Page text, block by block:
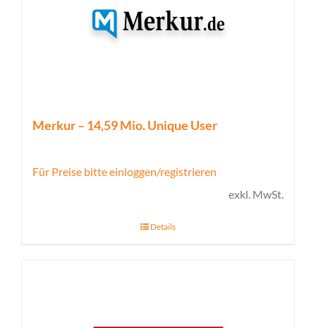
Merkur – 14,59 Mio. Unique User
Für Preise bitte einloggen/registrieren
exkl. MwSt.
Details